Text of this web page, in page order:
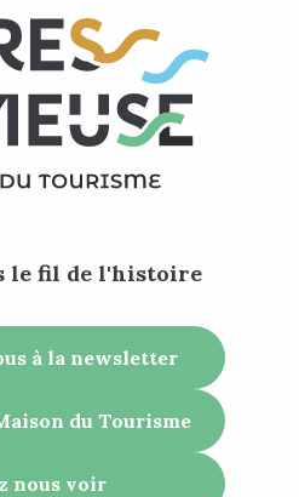
le fil de l'histoire
à la newsletter
du Tourisme
nous voir